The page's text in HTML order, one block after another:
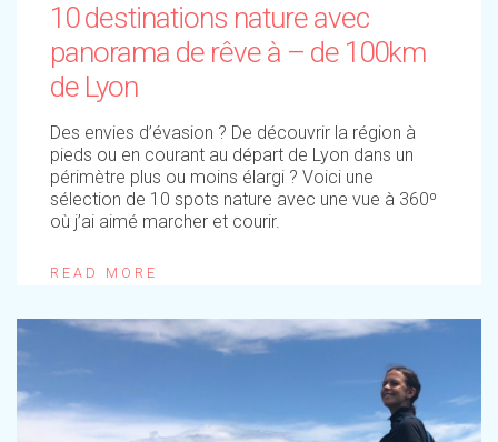
10 destinations nature avec
panorama de rêve à – de 100km
de Lyon
Des envies d’évasion ? De découvrir la région à
pieds ou en courant au départ de Lyon dans un
périmètre plus ou moins élargi ? Voici une
sélection de 10 spots nature avec une vue à 360º
où j’ai aimé marcher et courir.
READ MORE